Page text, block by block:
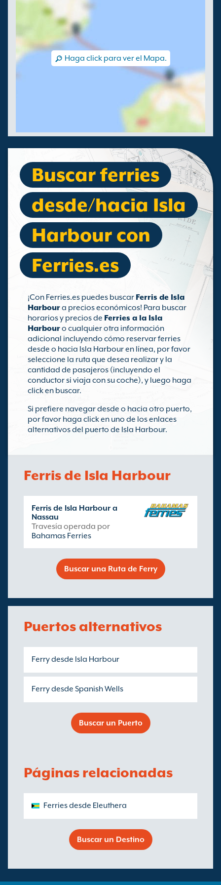
Haga click para ver el Mapa.
Buscar ferries
desde/hacia Isla
Harbour con
Ferries.es
¡Con Ferries.es puedes buscar Ferris de Isla
Harboura precios económicos! Para buscar
horarios y precios de Ferries a la Isla
Harbouro cualquier otra información
adicional incluyendo cómo reservar ferries
desde o hacia Isla Harbour en línea, por favor
seleccione la ruta que desea realizar y la
cantidad de pasajeros (incluyendo el
conductor si viaja con su coche), y luego haga
click en buscar.
Si prefiere navegar desde o hacia otro puerto,
por favor haga click en uno de los enlaces
alternativos del puerto de Isla Harbour.
Ferris de Isla Harbour
Ferris de Isla Harbour a
Nassau
Travesía operada por
Bahamas Ferries
Buscar una Ruta de Ferry
Puertos alternativos
Ferry desde Isla Harbour
Ferry desde Spanish Wells
Buscar un Puerto
Páginas relacionadas
Ferries desde Eleuthera
Buscar un Destino